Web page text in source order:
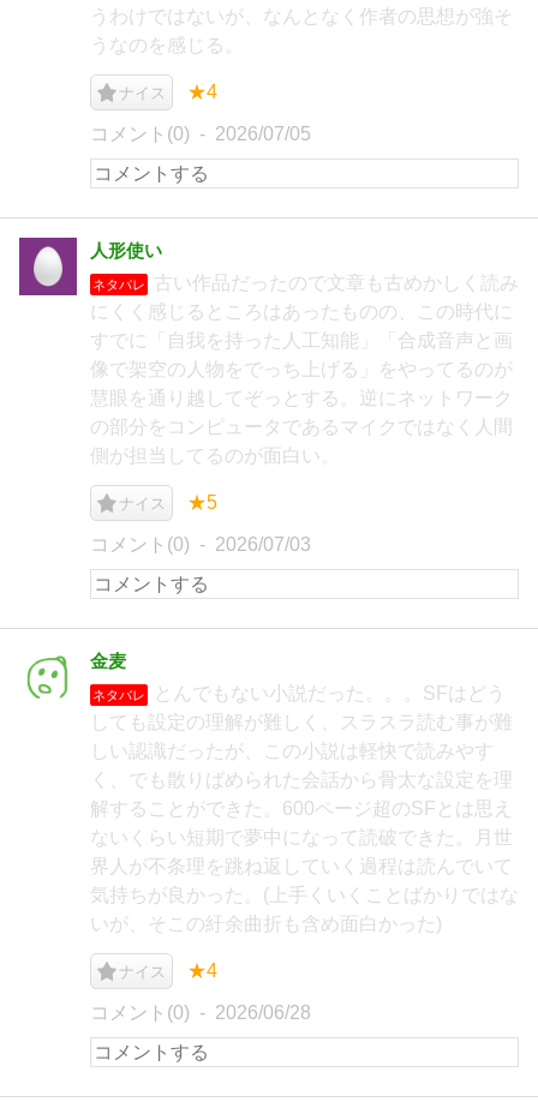
うわけではないが、なんとなく作者の思想が強そ
うなのを感じる。
ナイス ★4
コメント(0) 2026/07/05
人形使い
ネタバレ
古い作品だったので文章も古めかしく読み
にくく感じるところはあったものの、この時代に
すでに「自我を持った人工知能」「合成音声と画
像で架空の人物をでっち上げる」をやってるのが
慧眼を通り越してぞっとする。逆にネットワーク
の部分をコンピュータであるマイクではなく人間
側が担当してるのが面白い。
ナイス ★5
コメント(0) 2026/07/03
金麦
ネタバレ
とんでもない小説だった。。。SFはどう
しても設定の理解が難しく、スラスラ読む事が難
しい認識だったが、この小説は軽快で読みやす
く、でも散りばめられた会話から骨太な設定を理
解することができた。600ページ超のSFとは思え
ないくらい短期で夢中になって読破できた。月世
界人が不条理を跳ね返していく過程は読んでいて
気持ちが良かった。(上手くいくことばかりではな
いが、そこの紆余曲折も含め面白かった)
ナイス ★4
コメント(0) 2026/06/28